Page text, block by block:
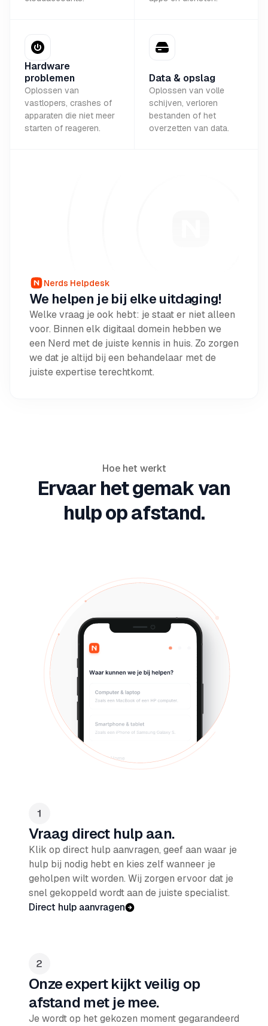
Hardware
problemen
Oplossen van
vastlopers, crashes of
apparaten die niet meer
starten of reageren.
Data & opslag
Oplossen van volle
schijven, verloren
bestanden of het
overzetten van data.
Nerds Helpdesk
We helpen je bij elke uitdaging!
Welke vraag je ook hebt: je staat er niet alleen
voor. Binnen elk digitaal domein hebben we
een Nerd met de juiste kennis in huis. Zo zorgen
we dat je altijd bij een behandelaar met de
juiste expertise terechtkomt.
Hoe het werkt
Ervaar het gemak van
hulp op afstand.
Vraag direct hulp aan.
Klik op direct hulp aanvragen, geef aan waar je
hulp bij nodig hebt en kies zelf wanneer je
geholpen wilt worden. Wij zorgen ervoor dat je
snel gekoppeld wordt aan de juiste specialist.
Direct hulp aanvragen
Onze expert kijkt veilig op
afstand met je mee.
Je wordt op het gekozen moment gegarandeerd